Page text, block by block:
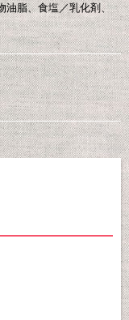
油脂、食塩／乳化剤、